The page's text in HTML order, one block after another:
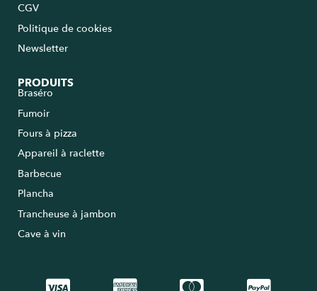
CGV
Politique de cookies
Newsletter
PRODUITS
Braséro
Fumoir
Fours à pizza
Appareil à raclette
Barbecue
Plancha
Trancheuse à jambon
Cave à vin